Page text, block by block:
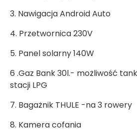
3. Nawigacja Android Auto
4. Przetwornica 230V
5. Panel solarny 140W
6 .Gaz Bank 30l.- możliwość
stacji LPG
7. Bagażnik THULE -na 3 rowery
8. Kamera cofania